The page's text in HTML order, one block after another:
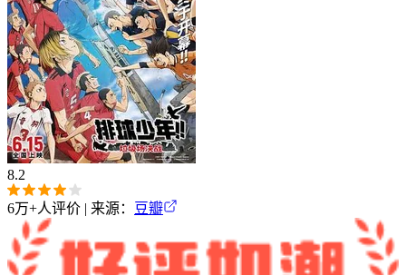
8.2
6万+人评价 | 来源： 豆瓣